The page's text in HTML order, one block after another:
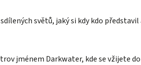
světů, jaký si kdy kdo
jménem Darkwater, kde se vžijete